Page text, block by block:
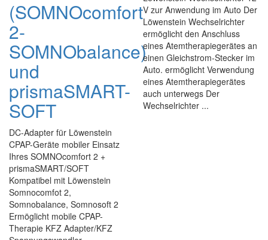
(SOMNOcomfort
2-
SOMNObalance)
und
prismaSMART-
SOFT
DC-Adapter für Löwenstein
CPAP-Geräte mobiler Einsatz
Ihres SOMNOcomfort 2 +
prismaSMART/SOFT
Kompatibel mit Löwenstein
Somnocomfot 2,
Somnobalance, Somnosoft 2
Ermöglicht mobile CPAP-
Therapie KFZ Adapter/KFZ
V zur Anwendung im Auto Der
Löwenstein Wechselrichter
ermöglicht den Anschluss
eines Atemtherapiegerätes an
einen Gleichstrom-Stecker im
Auto. ermöglicht Verwendung
eines Atemtherapiegerätes
auch unterwegs Der
Wechselrichter ...